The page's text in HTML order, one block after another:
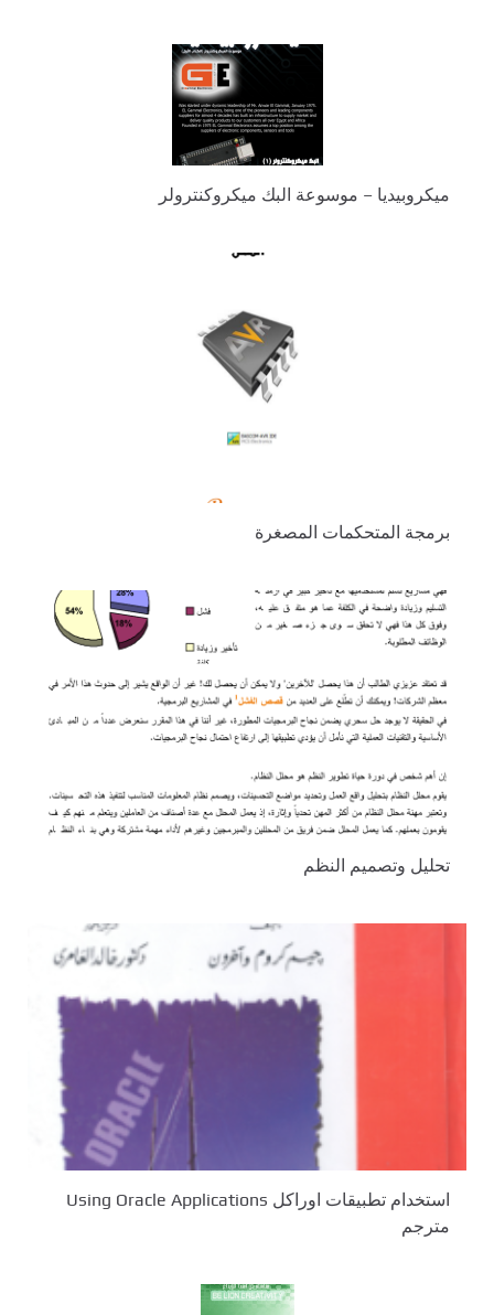
ميكروبيديا – موسوعة البك ميكروكنترولر
برمجة المتحكمات المصغرة
تحليل وتصميم النظم
استخدام تطبيقات اوراكل Using Oracle Applications
مترجم